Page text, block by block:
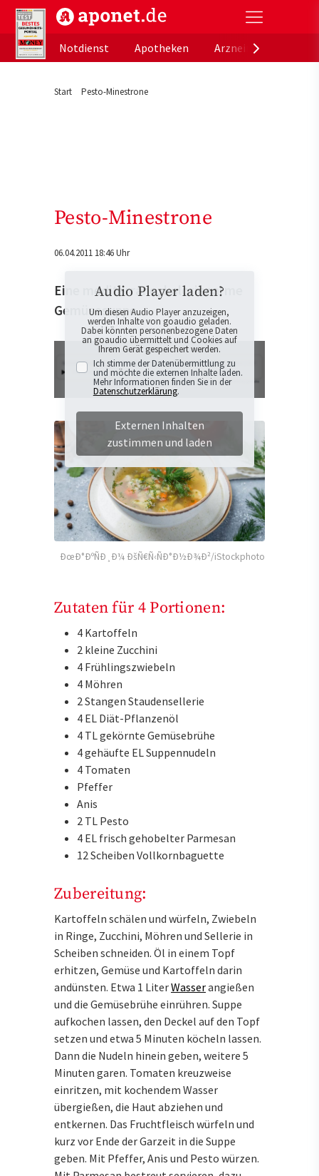
aponet.de - Das offizielle Gesundheitsportal der
Notdienst
Apotheken
Start Pesto-Minestrone
Pesto-Minestrone
06.04.2011 18:46 Uhr
Eine mediterrane, kalorienarme
Gemüsesuppe.
Audio Player laden?
Um diesen Audio Player anzuzeigen,
werden Inhalte von goaudio geladen.
Dabei könnten personenbezogene Daten
an goaudio übermittelt und Cookies auf
Ihrem Gerät gespeichert werden.
Ich stimme der Datenübermittlung zu
und möchte die externen Inhalte laden.
Mehr Informationen finden Sie in der
Datenschutzerklärung.
Externen Inhalten
zustimmen und laden
ÐœÐ°ÐºÑÐ¸Ð¼ ÐšÑ€Ñ‹ÑÐ°Ð½Ð¾Ð²/iStockphoto
Zutaten für 4 Portionen:
4 Kartoffeln
2 kleine Zucchini
4 Frühlingszwiebeln
4 Möhren
2 Stangen Staudensellerie
4 EL Diät-Pflanzenöl
4 TL gekörnte Gemüsebrühe
4 gehäufte EL Suppennudeln
4 Tomaten
Pfeffer
Anis
2 TL Pesto
4 EL frisch gehobelter Parmesan
12 Scheiben Vollkornbaguette
Zubereitung:
Kartoffeln schälen und würfeln, Zwiebeln
in Ringe, Zucchini, Möhren und Sellerie in
Scheiben schneiden. Öl in einem Topf
erhitzen, Gemüse und Kartoffeln darin
andünsten. Etwa 1 LiterWasserangießen
und die Gemüsebrühe einrühren. Suppe
aufkochen lassen, den Deckel auf den Topf
setzen und etwa 5 Minuten köcheln lassen.
Dann die Nudeln hinein geben, weitere 5
Minuten garen. Tomaten kreuzweise
einritzen, mit kochendem Wasser
übergießen, die Haut abziehen und
entkernen. Das Fruchtfleisch würfeln und
kurz vor Ende der Garzeit in die Suppe
geben. Mit Pfeffer, Anis und Pesto würzen.